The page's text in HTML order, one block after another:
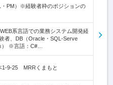
・PM）※経験者枠のポジションの
系言語での業務システム開発経
者、DB（Oracle・SQL-Serve
） ※言語：C#…
1-9-25 MRRくまもと